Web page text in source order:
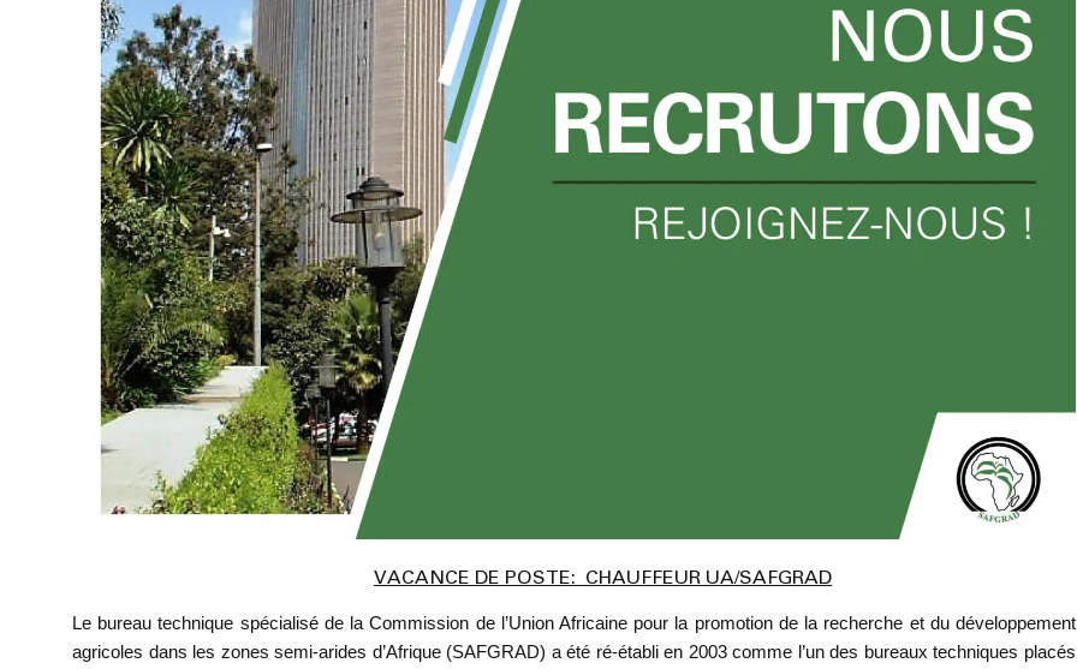
VACANCE DE POSTE: CHAUFFEUR UA/SAFGRAD
Le bureau technique spécialisé de la Commission de l’Union Africaine pour la promotion de la recherche et du développement
agricoles dans les zones semi-arides d’Afrique (SAFGRAD) a été ré-établi en 2003 comme l’un des bureaux techniques placés